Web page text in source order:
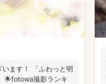
ます！ 「ふわっと明
🌟fotowa撮影ランキ